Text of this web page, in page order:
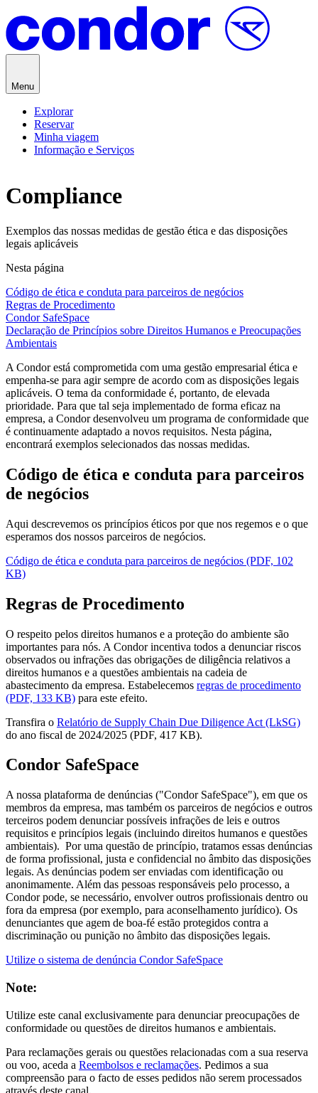
Menu
Explorar
Reservar
Minha viagem
Informação e Serviços
Compliance
Exemplos das nossas medidas de gestão ética e das disposições
legais aplicáveis
Nesta página
Código de ética e conduta para parceiros de negócios
Regras de Procedimento
Condor SafeSpace
Declaração de Princípios sobre Direitos Humanos e Preocupações
Ambientais
A Condor está comprometida com uma gestão empresarial ética e
empenha-se para agir sempre de acordo com as disposições legais
aplicáveis. O tema da conformidade é, portanto, de elevada
prioridade. Para que tal seja implementado de forma eficaz na
empresa, a Condor desenvolveu um programa de conformidade que
é continuamente adaptado a novos requisitos. Nesta página,
encontrará exemplos selecionados das nossas medidas.
Código de ética e conduta para parceiros
de negócios
Aqui descrevemos os princípios éticos por que nos regemos e o que
esperamos dos nossos parceiros de negócios.
Código de ética e conduta para parceiros de negócios (PDF, 102
KB)
Regras de Procedimento
O respeito pelos direitos humanos e a proteção do ambiente são
importantes para nós. A Condor incentiva todos a denunciar riscos
observados ou infrações das obrigações de diligência relativos a
direitos humanos e a questões ambientais na cadeia de
abastecimento da empresa. Estabelecemos regras de procedimento
(PDF, 133 KB) para este efeito.
Transfira o Relatório de Supply Chain Due Diligence Act (LkSG)
do ano fiscal de 2024/2025 (PDF, 417 KB).
Condor SafeSpace
A nossa plataforma de denúncias ("Condor SafeSpace"), em que os
membros da empresa, mas também os parceiros de negócios e outros
terceiros podem denunciar possíveis infrações de leis e outros
requisitos e princípios legais (incluindo direitos humanos e questões
ambientais). Por uma questão de princípio, tratamos essas denúncias
de forma profissional, justa e confidencial no âmbito das disposições
legais. As denúncias podem ser enviadas com identificação ou
anonimamente. Além das pessoas responsáveis pelo processo, a
Condor pode, se necessário, envolver outros profissionais dentro ou
fora da empresa (por exemplo, para aconselhamento jurídico). Os
denunciantes que agem de boa-fé estão protegidos contra a
discriminação ou punição no âmbito das disposições legais.
Utilize o sistema de denúncia Condor SafeSpace
Note:
Utilize este canal exclusivamente para denunciar preocupações de
conformidade ou questões de direitos humanos e ambientais.
Para reclamações gerais ou questões relacionadas com a sua reserva
ou voo, aceda a Reembolsos e reclamações. Pedimos a sua
compreensão para o facto de esses pedidos não serem processados
através deste canal.